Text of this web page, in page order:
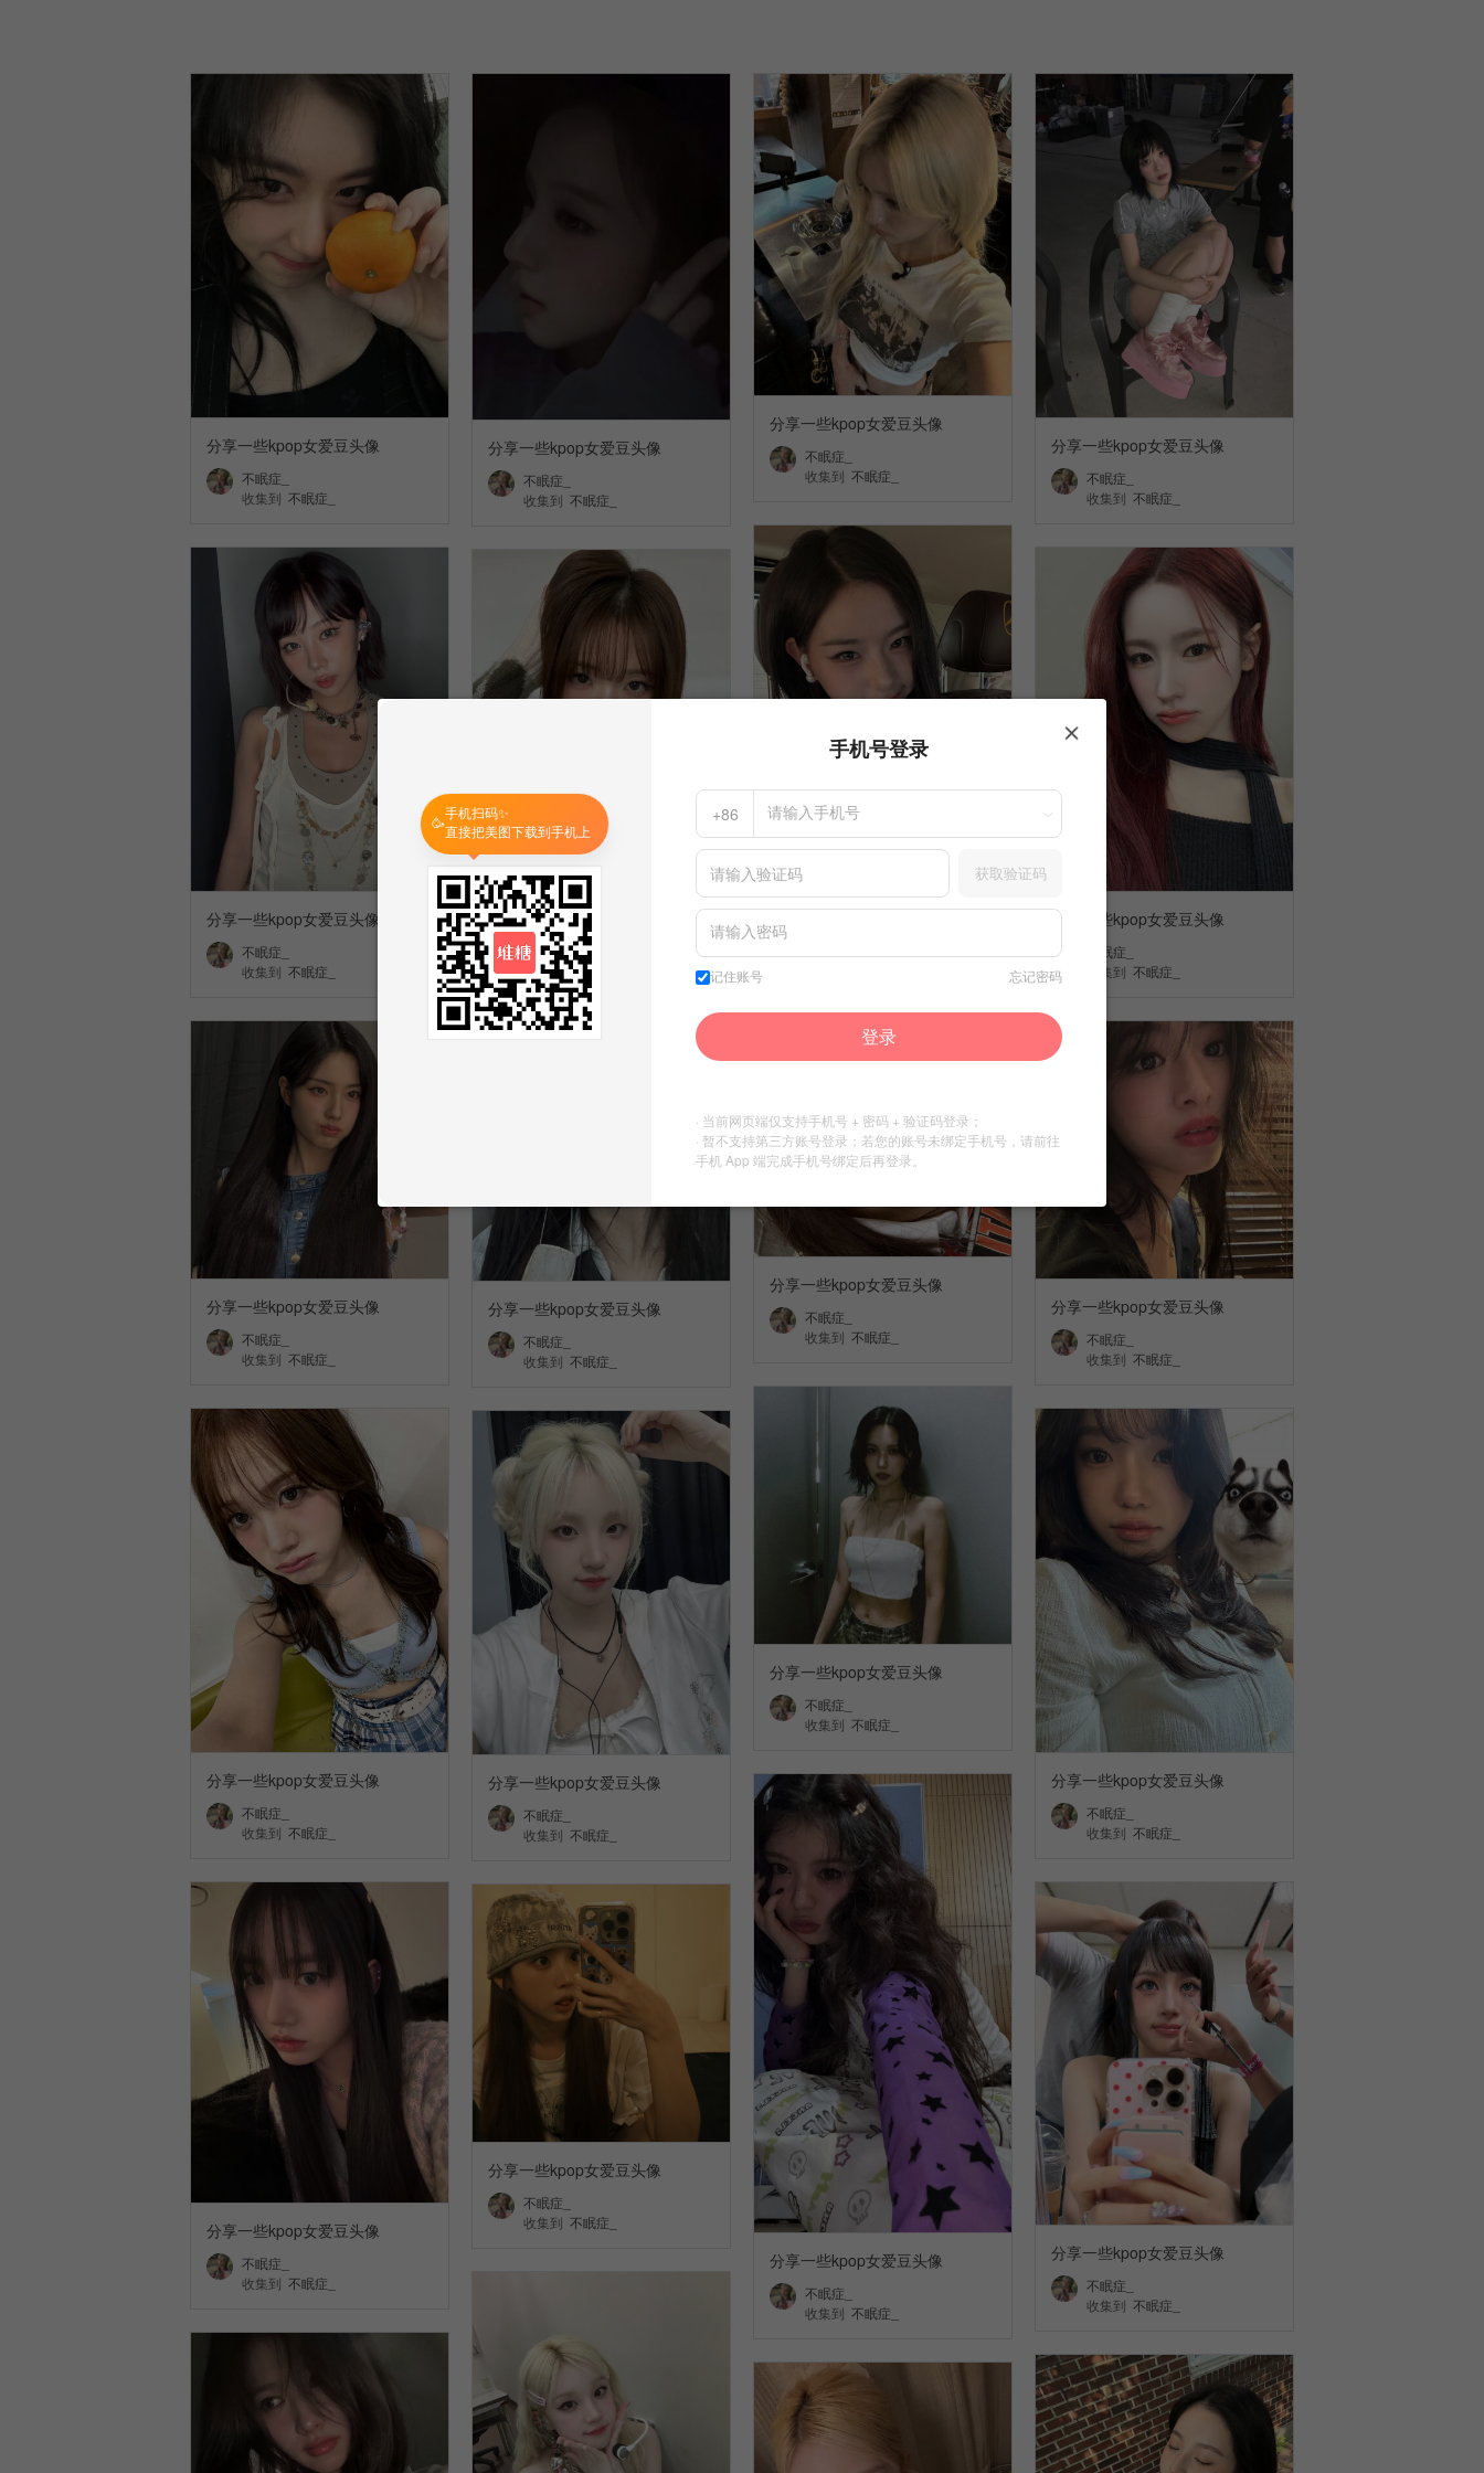
分享一些kpop女爱豆头像
不眠症_
收集到 不眠症_
分享一些kpop女爱豆头像
不眠症_
收集到 不眠症_
分享一些kpop女爱豆头像
不眠症_
收集到 不眠症_
分享一些kpop女爱豆头像
不眠症_
收集到 不眠症_
分享一些kpop女爱豆头像
分享一些kpop女爱豆头像
不眠症_
收集到 不眠症_
分享一些kpop女爱豆头像
不眠症_
收集到 不眠症_
分享一些kpop女爱豆头像
不眠症_
收集到不眠症_
分享一些kpop女爱豆头像
不眠症_
收集到 不眠症_
分享一些kpop女爱豆头像
不眠症_
收集到 不眠症_
分享一些kpop女爱豆头像
不眠症_
收集到 不眠症_
分享一些kpop女爱豆头像
不眠症_
收集到 不眠症_
分享一些kpop女爱豆头像
不眠症_
收集到 不眠症_
分享一些kpop女爱豆头像
不眠症_
收集到 不眠症_
分享一些kpop女爱豆头像
不眠症_
收集到 不眠症_
分享一些kpop女爱豆头像
不眠症_
收集到 不眠症_
分享一些kpop女爱豆头像
不眠症_
收集到 不眠症_
分享一些kpop女爱豆头像
不眠症_
收集到 不眠症_
分享一些kpop女爱豆头像
不眠症_
收集到 不眠症_
分享一些kpop女爱豆头像
不眠症_
收集到 不眠症_
🥳手机扫码✨
直接把美图下载到手机上
手机号登录
+86
获取验证码
记住账号 忘记密码
登录
· 当前网页端仅支持手机号 + 密码 + 验证码登录；
· 暂不支持第三方账号登录；若您的账号未绑定手机号，请前往
手机 App 端完成手机号绑定后再登录。